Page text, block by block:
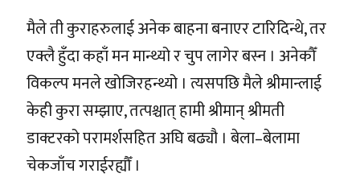
मैले ती कुराहरुलाई अनेक बाहना बनाएर टारिदिन्थे, तर
एक्लै हुँदा कहाँ मन मान्थ्यो र चुप लागेर बस्न । अनेकौँ
विकल्प मनले खोजिरहन्थ्यो । त्यसपछि मैले श्रीमान्लाई
केही कुरा सम्झाए, तत्पश्चात् हामी श्रीमान् श्रीमती
डाक्टरको परामर्शसहित अघि बढ्यौ । बेला–बेलामा
चेकजाँच गराईरह्यौँ ।